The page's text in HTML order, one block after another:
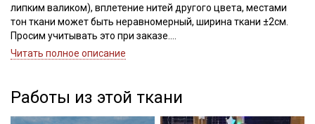
липким валиком), вплетение нитей другого цвета, местами
тон ткани может быть неравномерный, ширина ткани ±2см.
Просим учитывать это при заказе.
объемной, рельефной фактурой и выраженным эффектом
волнистой жатости. Состоит из двух слоев тончайшего
муслина с редким переплетением, слои внутри прошиты
Читать полное описание
Работы из этой ткани
Электронная почта
Подписаться